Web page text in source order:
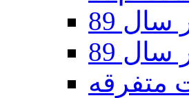
89
89
متفرقه